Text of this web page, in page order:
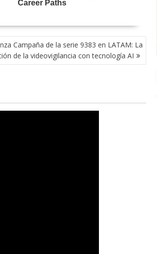
Campaña de la serie 9383 en LATAM: La
de la videovigilancia con tecnología AI